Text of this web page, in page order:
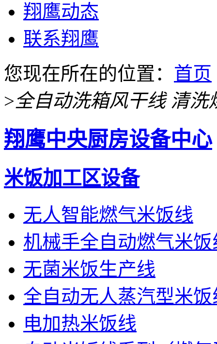
翔鹰动态
联系翔鹰
您现在所在的位置： 首页
>全自动洗箱风干线 清洗
翔鹰中央厨房设备中心
米饭加工区设备
无人智能燃气米饭线
机械手全自动燃气米饭
无菌米饭生产线
全自动无人蒸汽型米饭
电加热米饭线